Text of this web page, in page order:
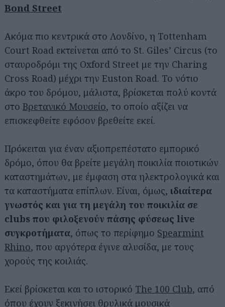
Bond Street
Ακόμα πιο κεντρικά στο Λονδίνο, η Tottenham
Court Road εκτείνεται από το St. Giles’ Circus (το
σταυροδρόμι της Oxford Street με την Charing
Cross Road) μέχρι την Euston Road. Το νότιο
άκρο του δρόμου, μάλιστα, βρίσκεται πολύ κοντά
στο Βρετανικό Μουσείο, το οποίο αξίζει να
επισκεφθείτε εφόσον βρεθείτε εκεί.
Πρόκειται για έναν αξιοπρεπέστατο εμπορικό
δρόμο, όπου θα βρείτε μεγάλη ποικιλία ποιοτικών
καταστημάτων, με έμφαση στα ηλεκτρολογικά και
τα καταστήματα επίπλων. Είναι, όμως, ιδιαίτερα
γνωστός και για τη μεγάλη του ποικιλία σε
clubs που φιλοξενούν πάσης φύσεως live
συγκροτήματα, όπως το περίφημο Spearmint
Rhino, που αργότερα έγινε αλυσίδα, με τους
χορούς της κοιλιάς.
Εκεί βρίσκεται και το ιστορικό The 100 Club, από
όπου έχουν ξεκινήσει θρυλικά μουσικά